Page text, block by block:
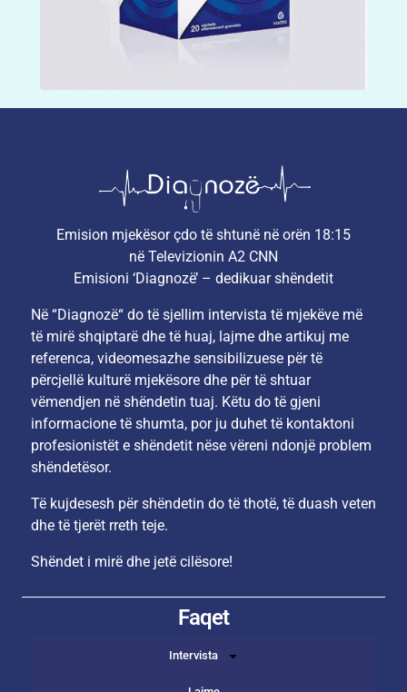
Emision mjekësor çdo të shtunë në orën 18:15
në Televizionin A2 CNN
Emisioni ‘Diagnozë’ – dedikuar shëndetit
Në “Diagnozë“ do të sjellim intervista të mjekëve më
të mirë shqiptarë dhe të huaj, lajme dhe artikuj me
referenca, videomesazhe sensibilizuese për të
përcjellë kulturë mjekësore dhe për të shtuar
vëmendjen në shëndetin tuaj. Këtu do të gjeni
informacione të shumta, por ju duhet të kontaktoni
profesionistët e shëndetit nëse vëreni ndonjë problem
shëndetësor.
Të kujdesesh për shëndetin do të thotë, të duash veten
dhe të tjerët rreth teje.
Shëndet i mirë dhe jetë cilësore!
Faqet
Intervista